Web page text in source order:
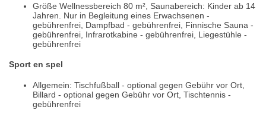
Größe Wellnessbereich 80 m², Saunabereich: Kinder ab 14
Jahren. Nur in Begleitung eines Erwachsenen -
gebührenfrei, Dampfbad - gebührenfrei, Finnische Sauna -
gebührenfrei, Infrarotkabine - gebührenfrei, Liegestühle -
gebührenfrei
Sport en spel
Allgemein: Tischfußball - optional gegen Gebühr vor Ort,
Billard - optional gegen Gebühr vor Ort, Tischtennis -
gebührenfrei